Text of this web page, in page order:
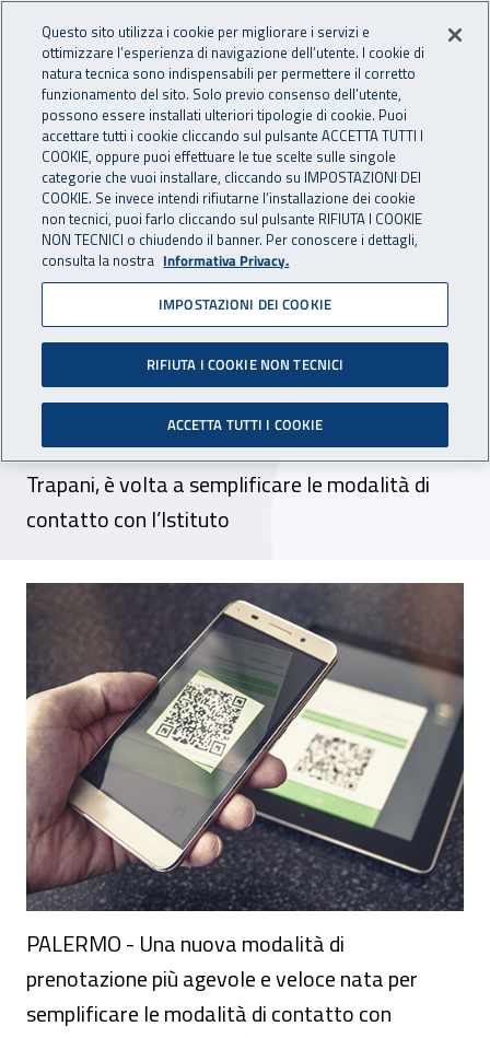
INAIL - Istituto Nazionale
Apri cerca
Navigazione principale
Navigazione - Ti trovi in:
Home Inail comunica News
14 ottobre 2020
Un QR Code per dialogare
con l’Inail in sicurezza
L’iniziativa, avviata in via sperimentale nella
sedi della Direzione territoriale di Palermo-
Trapani, è volta a semplificare le modalità di
contatto con l’Istituto
Un QR Code per dialogare con l’Inail in
PALERMO - Una nuova modalità di
prenotazione più agevole e veloce nata per
semplificare le modalità di contatto con
Questo sito utilizza i cookie per migliorare i servizi e
ottimizzare l’esperienza di navigazione dell’utente. I cookie di
natura tecnica sono indispensabili per permettere il corretto
funzionamento del sito. Solo previo consenso dell’utente,
possono essere installati ulteriori tipologie di cookie. Puoi
accettare tutti i cookie cliccando sul pulsante ACCETTA TUTTI I
COOKIE, oppure puoi effettuare le tue scelte sulle singole
categorie che vuoi installare, cliccando su IMPOSTAZIONI DEI
COOKIE. Se invece intendi rifiutarne l’installazione dei cookie
non tecnici, puoi farlo cliccando sul pulsante RIFIUTA I COOKIE
NON TECNICI o chiudendo il banner. Per conoscere i dettagli,
consulta la nostra Informativa Privacy.
IMPOSTAZIONI DEI COOKIE
RIFIUTA I COOKIE NON TECNICI
ACCETTA TUTTI I COOKIE